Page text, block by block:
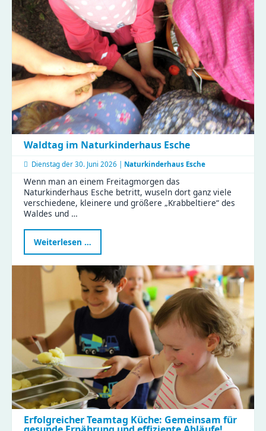
Zeisigwaldfüchse
Waldtag im Naturkinderhaus Esche
Dienstag der 30. Juni 2026 | Naturkinderhaus Esche
Wenn man an einem Freitagmorgen das
Naturkinderhaus Esche betritt, wuseln dort ganz viele
verschiedene, kleinere und größere „Krabbeltiere“ des
Waldes und …
Weiterlesen …
im
Naturkinderhaus
Esche
Erfolgreicher Teamtag Küche: Gemeinsam für